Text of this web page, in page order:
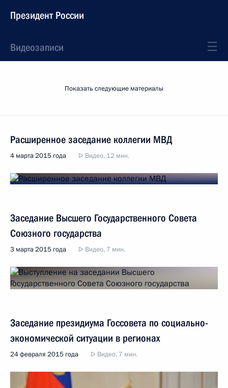
Президент России
Видеозаписи
Показать следующие материалы
Расширенное заседание коллегии МВД
4 марта 2015 года Видео, 12 мин.
Заседание Высшего Государственного Совета
Союзного государства
3 марта 2015 года Видео, 7 мин.
Заседание президиума Госсовета по социально-
экономической ситуации в регионах
24 февраля 2015 года Видео, 7 мин.